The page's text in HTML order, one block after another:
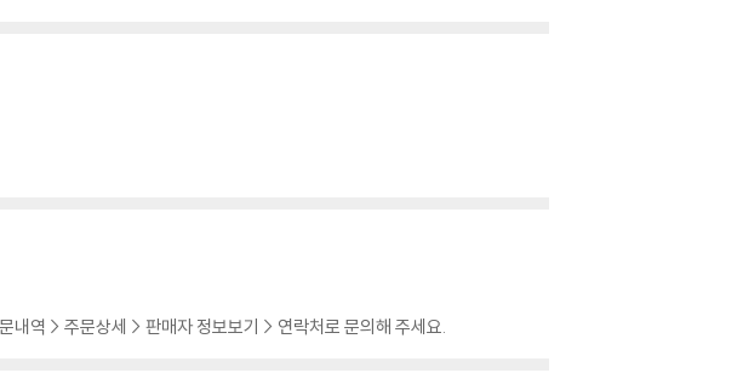
내역 > 주문상세 > 판매자 정보보기 > 연락처로 문의해 주세요.